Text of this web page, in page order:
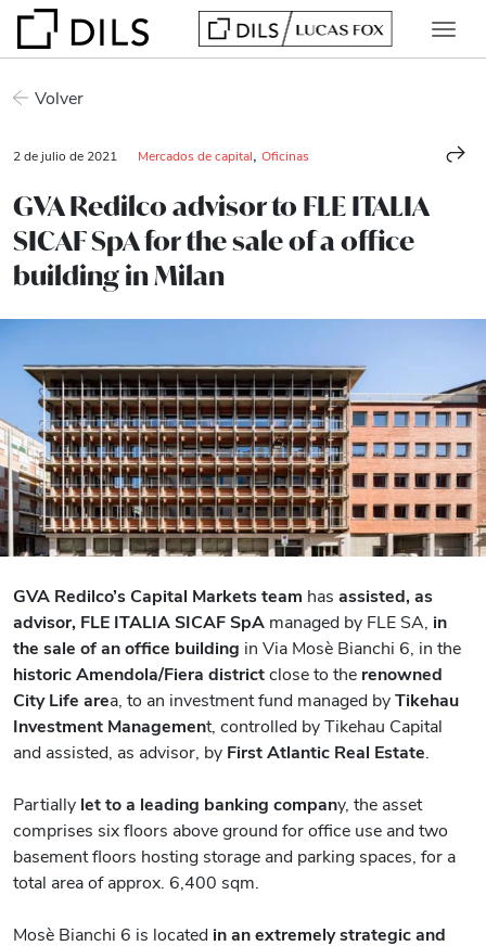
Volver
2 de julio de 2021 Mercados de capital Oficinas
GVA Redilco advisor to FLE ITALIA
SICAF SpA for the sale of a office
building in Milan
GVA Redilco’s Capital Markets team has assisted, as
advisor, FLE ITALIA SICAF SpA managed by FLE SA, in
the sale of an office building in Via Mosè Bianchi 6, in the
historic Amendola/Fiera districtclose to the renowned
City Life area, to an investment fund managed byTikehau
Investment Management, controlled by Tikehau Capital
and assisted, as advisor, by First Atlantic Real Estate
Partially let to a leading banking company, the asset
comprises six floors above ground for office use and two
basement floors hosting storage and parking spaces, for a
total area of approx. 6,400 sqm.
Mosè Bianchi 6 is located in an extremely strategic and